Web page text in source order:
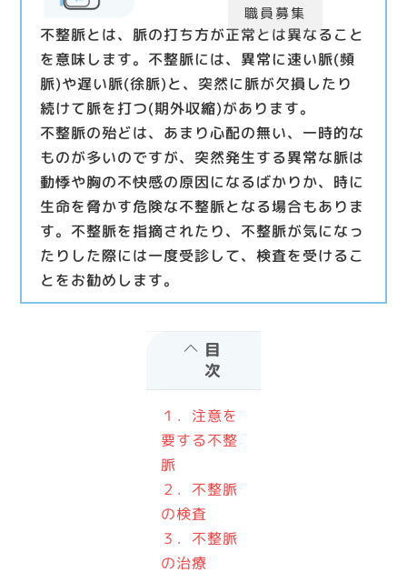
職員募集
不整脈とは、脈の打ち方が正常とは異なること
を意味します。不整脈には、異常に速い脈(頻
脈)や遅い脈(徐脈)と、突然に脈が欠損したり
続けて脈を打つ(期外収縮)があります。
不整脈の殆どは、あまり心配の無い、一時的な
ものが多いのですが、突然発生する異常な脈は
動悸や胸の不快感の原因になるばかりか、時に
生命を脅かす危険な不整脈となる場合もありま
す。不整脈を指摘されたり、不整脈が気になっ
たりした際には一度受診して、検査を受けるこ
とをお勧めします。
目
次
１．注意を
要する不整
脈
２．不整脈
の検査
３．不整脈
の治療